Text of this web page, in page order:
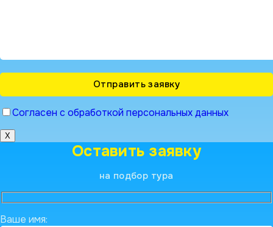
Согласен с обработкой персональных данных
X
Оставить заявку
на подбор тура
Ваше имя: